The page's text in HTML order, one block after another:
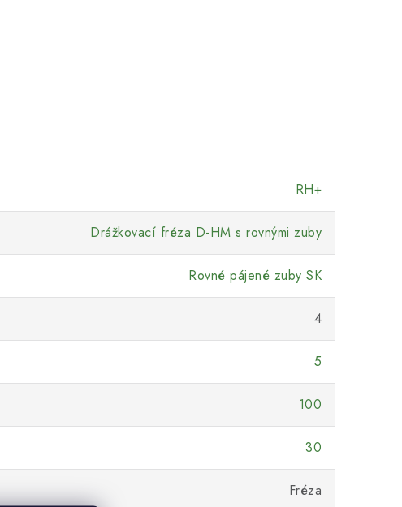
RH+
Drážkovací fréza D-HM s rovnými zuby
Rovné pájené zuby SK
4
5
100
30
Fréza